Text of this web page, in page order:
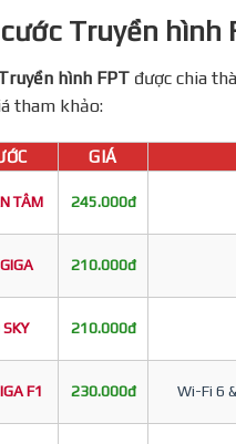
Truyền hình
hình FPT được chia
tham khảo:
GIÁ
TÂM 245.000đ
210.000đ
210.000đ
F1 230.000đ Wi-Fi 6